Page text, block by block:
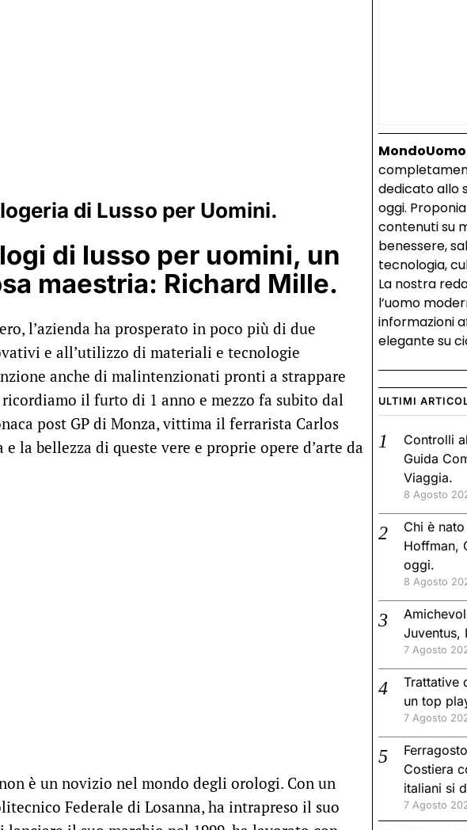
di Lusso per Uomini.
di lusso per uomini, un
maestria: Richard Mille.
l’azienda ha prosperato in poco più di due
e all’utilizzo di materiali e tecnologie
anche di malintenzionati pronti a strappare
il furto di 1 anno e mezzo fa subito dal
post GP di Monza, vittima il ferrarista Carlos
la bellezza di queste vere e proprie opere d’arte da
è un novizio nel mondo degli orologi. Con un
Federale di Losanna, ha intrapreso il suo
dedicato allo
oggi.
contenuti su
benessere,
tecnologia,
La nostra
l’uomo
informazioni
elegante su
ULTIMI
Controlli
Guida
Viaggia.
8 Agosto
Chi è
Hoffman,
oggi.
8 Agosto
Juventus,
7 Agosto
Trattative
un top
7 Agosto
Costiera
italiani si
7 Agosto